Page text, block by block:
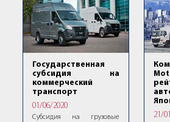
Государственная
субсидия на
коммерческий
транспорт
01/06/2020
Субсидия на грузовые
21/